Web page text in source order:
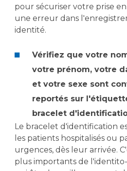
Maladies rares
Maternité Hôpital
Vos représentants
La Commission Des Usagers
Les Comités Locaux des
Plateforme d'Expertise
Communiqués de presse
Dossiers de presse
Médiathèque
Fournisseurs
Rôles et missions
pour sécuriser votre prise
une erreur dans
identité.
Vérifiez que votre
votre prénom, votre
et votre sexe sont
reportés sur
bracelet
Le bracelet d'identification
les patients hospitalisés ou
urgences, dès leur arrivée.
plus importants de